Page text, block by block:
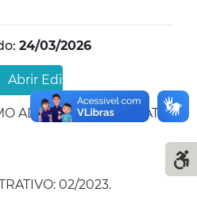
24/03/2026
Abrir Edital
ADITIVO AO CONTRATO
02/2023.